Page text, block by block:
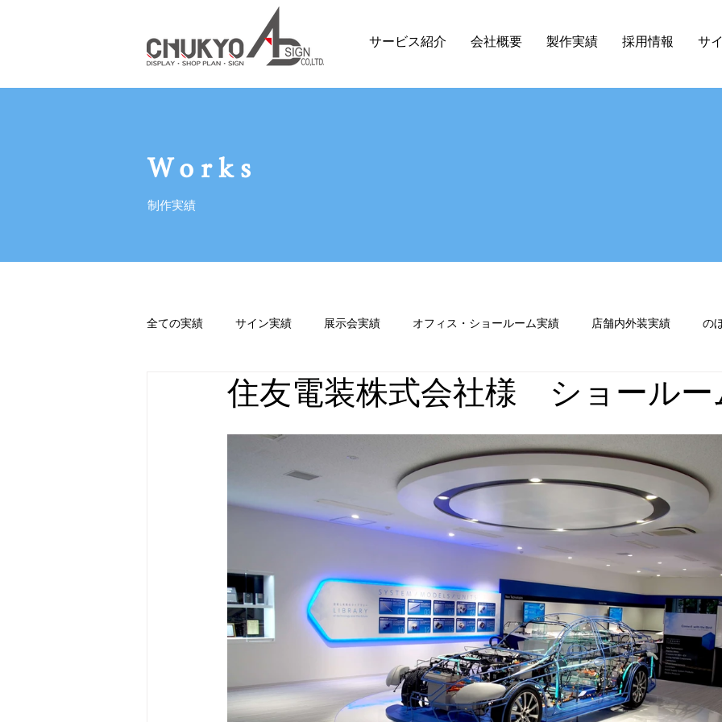
サービス紹介 会社概要 製作実績 採用情報 サ
制作実績
Works
全ての実績 サイン実績 展示会実績 オフィス・ショールーム実績 店舗内外装実績 の
店舗什器・家具 実績 屋外広告媒体実績 回想法施設実績 パース集
住友電装株式会社様 ショールー